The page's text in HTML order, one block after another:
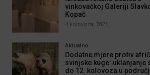
vinkovačkoj Galeriji
Kopač
4 kolovoza, 2026
Aktualno
Dodatne mjere protiv
svinjske kuge: uklanjanje
do 12. kolovoza u